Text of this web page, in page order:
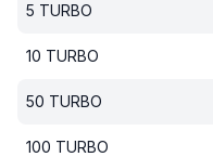
5 TURBO
10 TURBO
50 TURBO
100 TURBO